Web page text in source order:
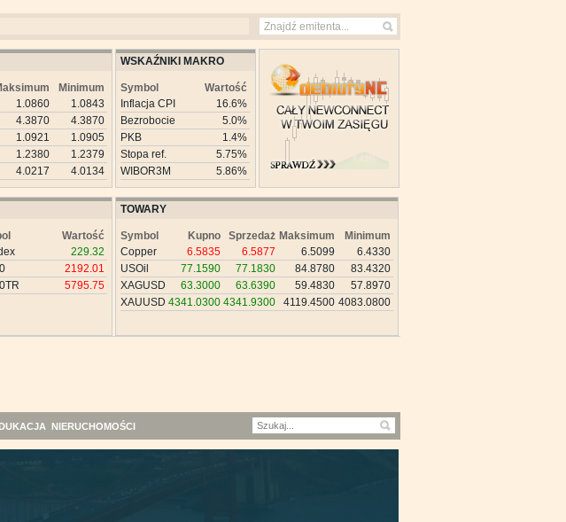
Minimum
1.0860
1.0843
4.3870
4.3870
1.0921
1.0905
1.2380
1.2379
4.0217 4.0134
WSKAŹNIKI MAKRO
Symbol
Wartość
Inflacja CPI
16.6%
Bezrobocie
5.0%
PKB
1.4%
Stopa ref.
5.75%
WIBOR3M
5.86%
Wartość
229.32
2192.01
5795.75
TOWARY
Symbol Kupno Sprzedaż Maksimum
Minimum
Copper
6.5835 6.5877 6.5099
6.4330
USOil
77.1590 77.1830 84.8780
83.4320
XAGUSD
63.3000 63.6390 59.4830
57.8970
XAUUSD 4341.0300 4341.9300 4119.4500 4083.0800
NIERUCHOMOŚCI